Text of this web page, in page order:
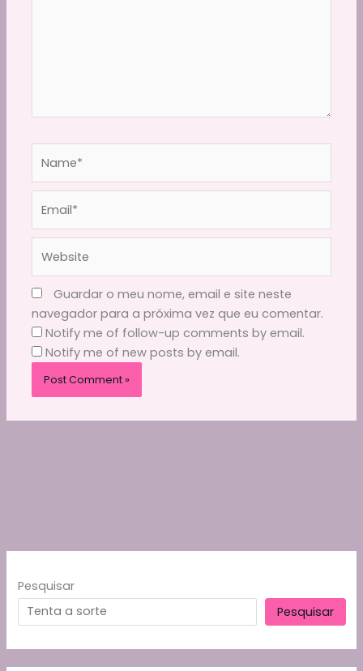
Guardar o meu nome, email e site neste
navegador para a próxima vez que eu comentar.
Notify me of follow-up comments by email.
Notify me of new posts by email.
Pesquisar
Pesquisar